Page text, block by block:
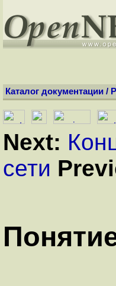
Каталог документации /
Next:
сети